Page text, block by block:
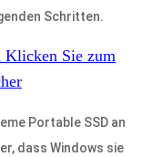
Schritten.
Klicken Sie zum
Portable SSD an
dass Windows sie